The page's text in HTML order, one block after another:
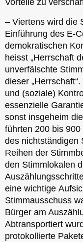
Vorteile zu
– Viertens wird die
Einführung des E-
demokratischen
heisst „Herrschaft
unverfälschte
dieser
und (soziale)
essenzielle
sonst insgeheim
führten 200 bis
des nichtständigen
Reihen der
den Stimmlokalen
eine wichtige
Stimmausschuss
Bürger am
Abtransportiert
protokollierte